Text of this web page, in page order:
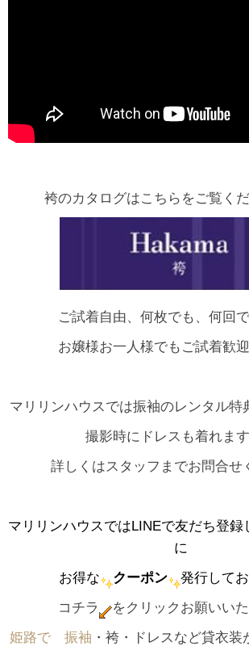
袴のカタログはこちらをご覧く
ご試着自由、何枚でも、何回
お嬢様お一人様でもご試着歓
マリリンハウスでは振袖のレンタル特
撮影時にドレスも着れま
詳しくはスタッフまでお問合せ
マリリンハウスではLINEで友だち登録
に
お得な
クーポン
発行して
コチラ
をクリックお願いい
姫路で゙振袖 ・袴・ドレスなど貸衣装